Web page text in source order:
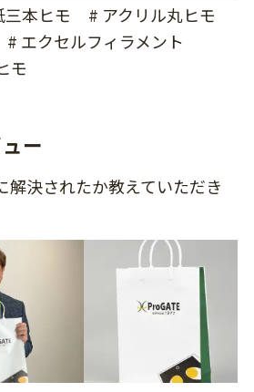
三本ヒモ
# アクリル丸ヒモ
# エクセルフィラメント
モ
ー
解決されたか教えていただき